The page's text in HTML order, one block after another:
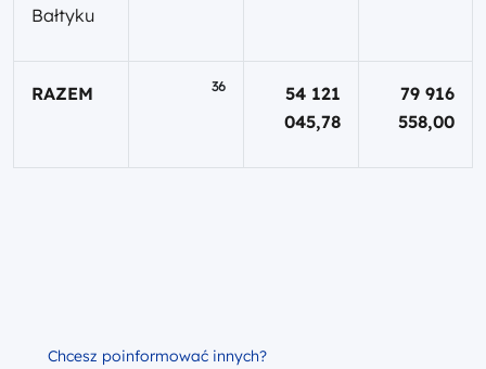
Bałtyku
RAZEM 36
54 121
045,78
79 916
558,00
Chcesz poinformować innych?